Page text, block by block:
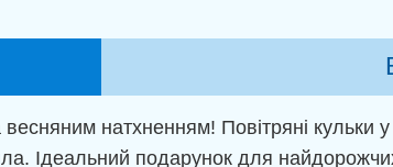
натхненням! Повітряні кульки у
Ідеальний подарунок для